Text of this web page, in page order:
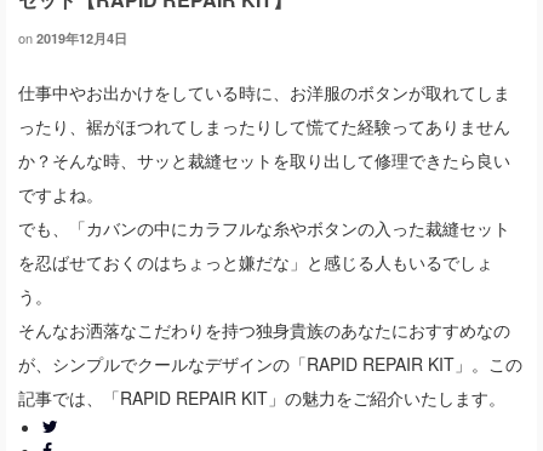
on 2019年12月4日
仕事中やお出かけをしている時に、お洋服のボタンが取れてしま
ったり、裾がほつれてしまったりして慌てた経験ってありません
か？そんな時、サッと裁縫セットを取り出して修理できたら良い
ですよね。
でも、「カバンの中にカラフルな糸やボタンの入った裁縫セット
を忍ばせておくのはちょっと嫌だな」と感じる人もいるでしょ
う。
そんなお洒落なこだわりを持つ独身貴族のあなたにおすすめなの
が、シンプルでクールなデザインの「RAPID REPAIR KIT」。この
記事では、「RAPID REPAIR KIT」の魅力をご紹介いたします。